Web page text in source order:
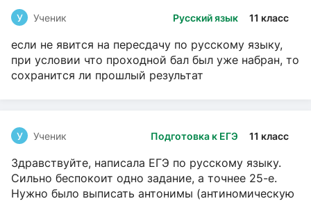
Русский язык 11 класс
У Ученик
если не явится на пересдачу по русскому языку,
при условии что проходной бал был уже набран, то
сохранится ли прошлый результат
Подготовка к ЕГЭ 11 класс
У Ученик
Здравствуйте, написала ЕГЭ по русскому языку.
Сильно беспокоит одно задание, а точнее 25-е.
Нужно было выписать антонимы (антиномическую